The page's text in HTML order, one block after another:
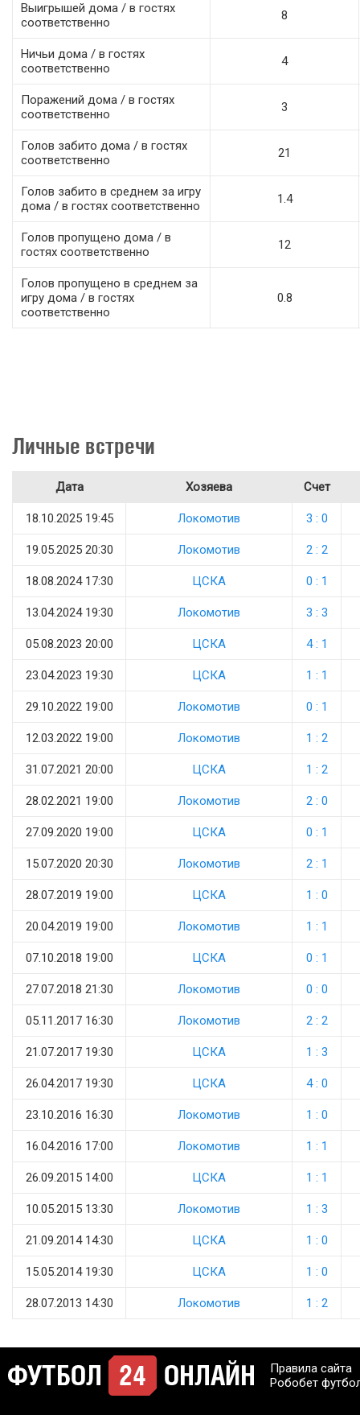
Выигрышей дома / в гостях
соответственно
8
Ничьи дома / в гостях
соответственно
4
Поражений дома / в гостях
соответственно
3
Голов забито дома / в гостях
соответственно
21
Голов забито в среднем за игру
дома / в гостях соответственно
1.4
Голов пропущено дома / в
гостях соответственно
12
Голов пропущено в среднем за
игру дома / в гостях
соответственно
0.8
Личные встречи
Дата Хозяева Счет
18.10.2025 19:45 Локомотив 3 : 0
19.05.2025 20:30 Локомотив 2 : 2
18.08.2024 17:30 ЦСКА 0 : 1
13.04.2024 19:30 Локомотив 3 : 3
05.08.2023 20:00 ЦСКА 4 : 1
23.04.2023 19:30 ЦСКА 1 : 1
29.10.2022 19:00 Локомотив 0 : 1
12.03.2022 19:00 Локомотив 1 : 2
31.07.2021 20:00 ЦСКА 1 : 2
28.02.2021 19:00 Локомотив 2 : 0
27.09.2020 19:00 ЦСКА 0 : 1
15.07.2020 20:30 Локомотив 2 : 1
28.07.2019 19:00 ЦСКА 1 : 0
20.04.2019 19:00 Локомотив 1 : 1
07.10.2018 19:00 ЦСКА 0 : 1
27.07.2018 21:30 Локомотив 0 : 0
05.11.2017 16:30 Локомотив 2 : 2
21.07.2017 19:30 ЦСКА 1 : 3
26.04.2017 19:30 ЦСКА 4 : 0
23.10.2016 16:30 Локомотив 1 : 0
16.04.2016 17:00 Локомотив 1 : 1
26.09.2015 14:00 ЦСКА 1 : 1
10.05.2015 13:30 Локомотив 1 : 3
21.09.2014 14:30 ЦСКА 1 : 0
15.05.2014 19:30 ЦСКА 1 : 0
28.07.2013 14:30 Локомотив 1 : 2
Правила сайта
Робобет